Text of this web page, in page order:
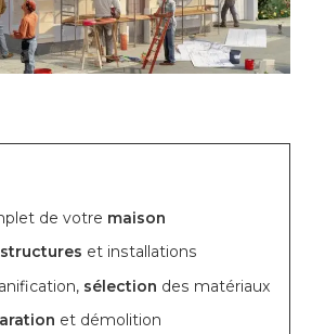
de votre maison
structures et installations
sélection des matériaux
et démolition